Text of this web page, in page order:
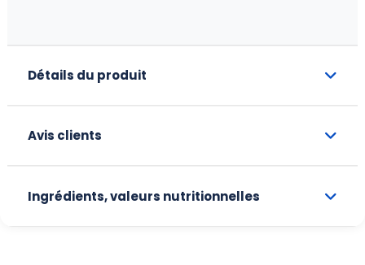
Détails du produit
Avis clients
Ingrédients, valeurs nutritionnelles